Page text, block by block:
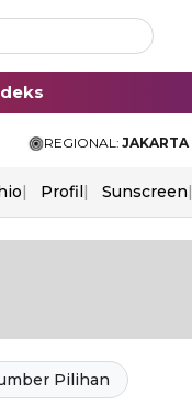
REGIONAL: JAKARTA
Profil Sunscreen
Pilihan